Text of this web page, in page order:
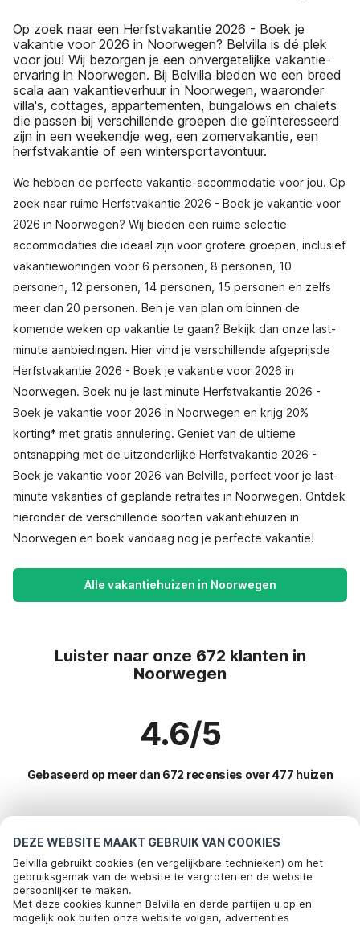
DEZE WEBSITE MAAKT GEBRUIK VAN COOKIES
Belvilla gebruikt cookies (en vergelijkbare technieken) om het
gebruiksgemak van de website te vergroten en de website
persoonlijker te maken.
Met deze cookies kunnen Belvilla en derde partijen u op en
mogelijk ook buiten onze website volgen, advertenties
Op zoek naar een Herfstvakantie 2026 - Boek je
vakantie voor 2026 in Noorwegen? Belvilla is dé plek
voor jou! Wij bezorgen je een onvergetelijke vakantie-
ervaring in Noorwegen. Bij Belvilla bieden we een breed
scala aan vakantieverhuur in Noorwegen, waaronder
villa's, cottages, appartementen, bungalows en chalets
die passen bij verschillende groepen die geïnteresseerd
zijn in een weekendje weg, een zomervakantie, een
herfstvakantie of een wintersportavontuur.
We hebben de perfecte vakantie-accommodatie voor jou. Op
zoek naar ruime Herfstvakantie 2026 - Boek je vakantie voor
2026 in Noorwegen? Wij bieden een ruime selectie
accommodaties die ideaal zijn voor grotere groepen, inclusief
vakantiewoningen voor 6 personen, 8 personen, 10
personen, 12 personen, 14 personen, 15 personen en zelfs
meer dan 20 personen. Ben je van plan om binnen de
komende weken op vakantie te gaan? Bekijk dan onze last-
minute aanbiedingen. Hier vind je verschillende afgeprijsde
Herfstvakantie 2026 - Boek je vakantie voor 2026 in
Noorwegen. Boek nu je last minute Herfstvakantie 2026 -
Boek je vakantie voor 2026 in Noorwegen en krijg 20%
korting* met gratis annulering. Geniet van de ultieme
ontsnapping met de uitzonderlijke Herfstvakantie 2026 -
Boek je vakantie voor 2026 van Belvilla, perfect voor je last-
minute vakanties of geplande retraites in Noorwegen. Ontdek
hieronder de verschillende soorten vakantiehuizen in
Noorwegen en boek vandaag nog je perfecte vakantie!
Alle vakantiehuizen in Noorwegen
Luister naar onze 672 klanten in
Noorwegen
4.6/5
Gebaseerd op meer dan 672 recensies over 477 huizen
Meest populaire bestemmingen voor
vakantie
Populaire voorzieningen voor vakantie in Noorwegen
Vakantiehuis voor 6 personen
Toplanden met topvoorzieningen voor vakanties
Bel om te boeken